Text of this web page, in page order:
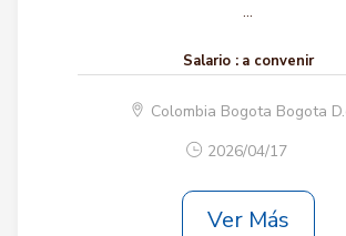
...
Salario : a convenir
Colombia Bogota Bogota
2026/04/17
Ver Más